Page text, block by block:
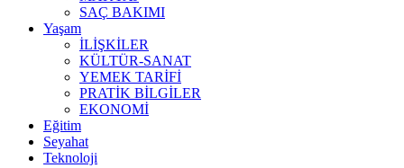
SAÇ BAKIMI
Yaşam
İLİŞKİLER
KÜLTÜR-SANAT
YEMEK TARİFİ
PRATİK BİLGİLER
EKONOMİ
Eğitim
Seyahat
Teknoloji